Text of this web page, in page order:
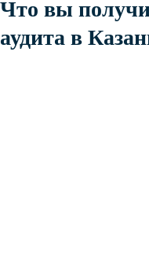
Что вы
аудита в